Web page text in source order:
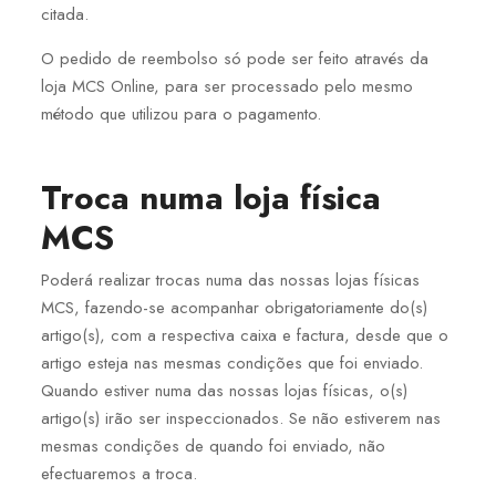
citada.
O pedido de reembolso só pode ser feito através da
loja MCS Online, para ser processado pelo mesmo
método que utilizou para o pagamento.
Troca numa loja física
MCS
Poderá realizar trocas numa das nossas lojas físicas
MCS, fazendo-se acompanhar obrigatoriamente do(s)
artigo(s), com a respectiva caixa e factura, desde que o
artigo esteja nas mesmas condições que foi enviado.
Quando estiver numa das nossas lojas físicas, o(s)
artigo(s) irão ser inspeccionados. Se não estiverem nas
mesmas condições de quando foi enviado, não
efectuaremos a troca.